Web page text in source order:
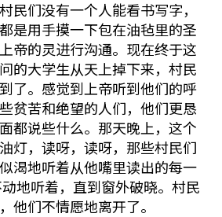
民们没有一个人能看书写字，
是用手摸一下包在油毡里的圣
帝的灵进行沟通。现在终于这
的大学生从天上掉下来，村民
了。感觉到上帝听到他们的呼
贫苦和绝望的人们，他们更恳
都说些什么。那天晚上，这个
灯，读呀，读呀，那些村民们
渴地听着从他嘴里读出的每一
地听着，直到窗外破晓。村民
他们不情愿地离开了。